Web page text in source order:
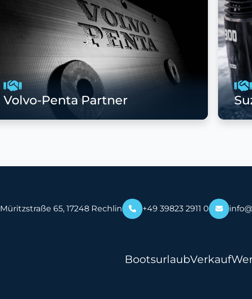
Volvo-Penta Partner
Müritzstraße 65, 17248 Rechlin +49 39823 2911 0
BootsurlaubVerkauf